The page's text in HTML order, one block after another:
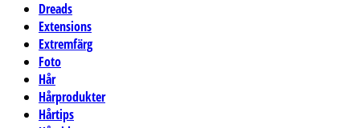
Dreads
Extensions
Extremfärg
Foto
Hår
Hårprodukter
Hårtips